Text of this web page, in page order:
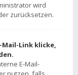
wird
zurücksetzen.
Link klicke,
E-Mail-